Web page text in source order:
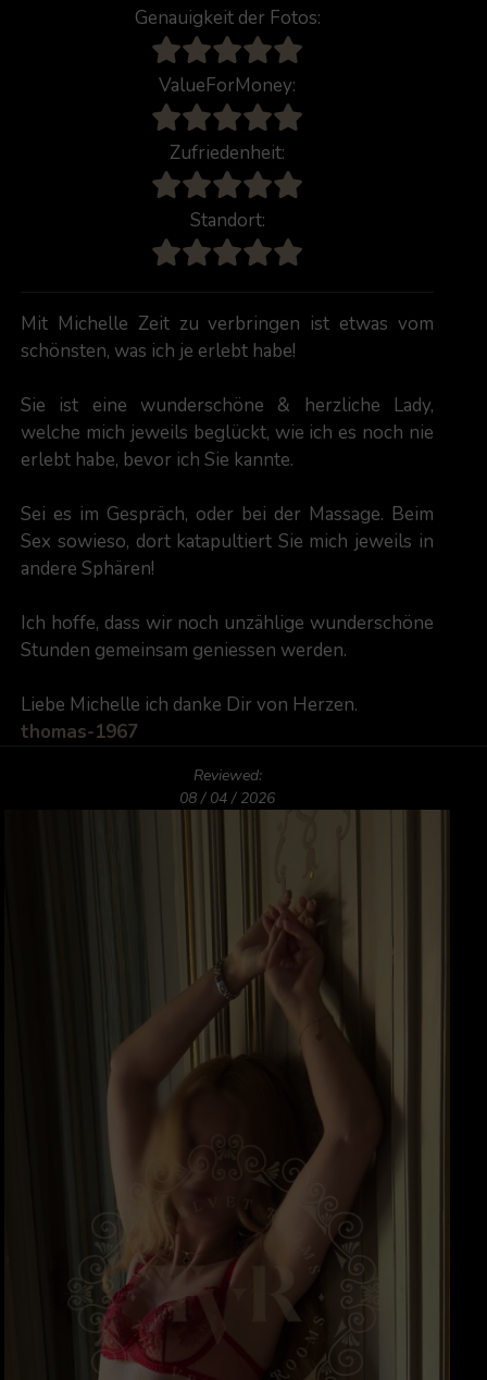
Genauigkeit der Fotos:
ValueForMoney:
Zufriedenheit:
Standort:
Mit Michelle Zeit zu verbringen ist etwas vom
schönsten, was ich je erlebt habe!
Sie ist eine wunderschöne & herzliche Lady,
welche mich jeweils beglückt, wie ich es noch nie
erlebt habe, bevor ich Sie kannte.
Sei es im Gespräch, oder bei der Massage. Beim
Sex sowieso, dort katapultiert Sie mich jeweils in
andere Sphären!
Ich hoffe, dass wir noch unzählige wunderschöne
Stunden gemeinsam geniessen werden.
Liebe Michelle ich danke Dir von Herzen.
thomas-1967
Reviewed:
08 / 04 / 2026